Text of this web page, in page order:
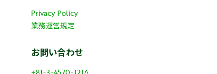
Privacy Policy
業務運営規定
お問い合わせ